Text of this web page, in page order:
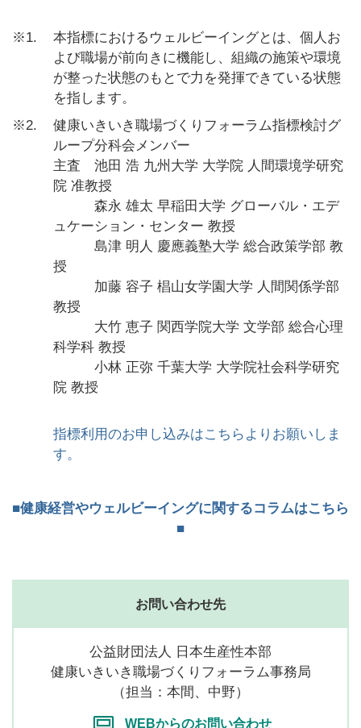
※1
本指標におけるウェルビーイングとは、個人お
よび職場が前向きに機能し、組織の施策や環境
が整った状態のもとで力を発揮できている状態
を指します。
※2
健康いきいき職場づくりフォーラム指標検討グ
ループ分科会メンバー
主査 池田 浩 九州大学 大学院 人間環境学研究
院 准教授
森永 雄太 早稲田大学 グローバル・エデ
ュケーション・センター 教授
島津 明人 慶應義塾大学 総合政策学部 教
授
加藤 容子 椙山女学園大学 人間関係学部
教授
大竹 恵子 関西学院大学 文学部 総合心理
科学科 教授
小林 正弥 千葉大学 大学院社会科学研究
院 教授
指標利用のお申し込みはこちらよりお願いしま
す。
■健康経営やウェルビーイングに関するコラムはこちら
■
お問い合わせ先
公益財団法人 日本生産性本部
健康いきいき職場づくりフォーラム事務局
（担当：本間、中野）
WEBからのお問い合わせ